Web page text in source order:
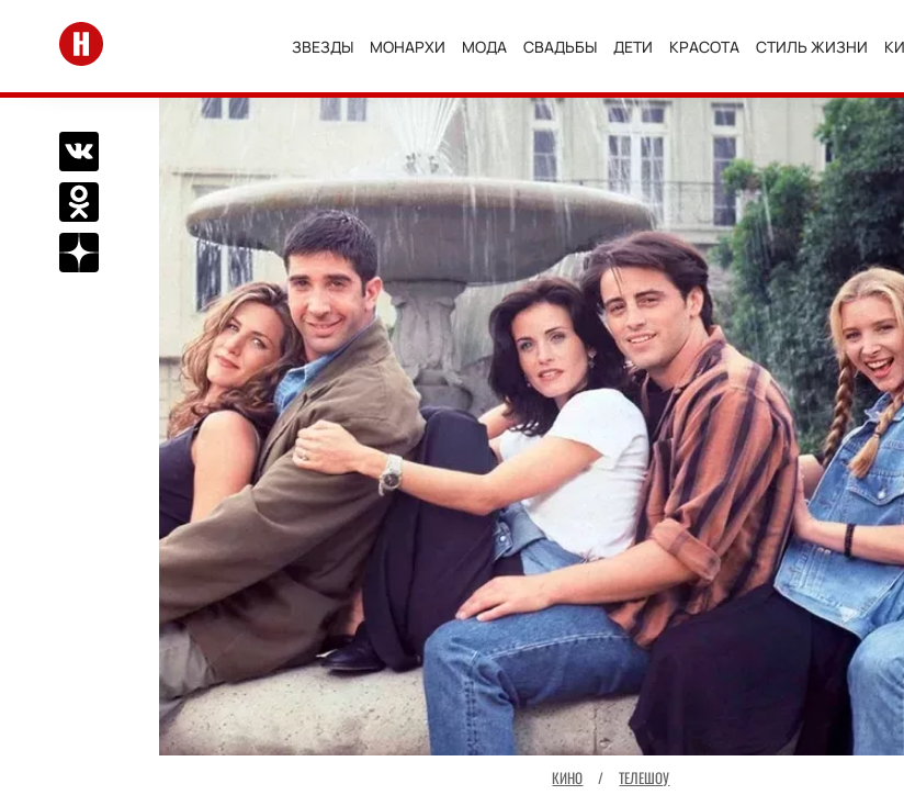
Перейти на главную
ЗВЕЗДЫ МОНАРХИ МОДА СВАДЬБЫ ДЕТИ КРАСОТА СТИЛЬ ЖИЗНИ
Поделиться Вконтакте
Поделиться в Одноклассниках
Подписаться на нас в Дзен
КИНО / ТЕЛЕШОУ